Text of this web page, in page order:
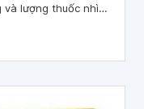
lượng thuốc nhìn